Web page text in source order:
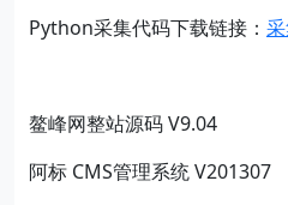
Python采集代码下载链接：
鳌峰网整站源码 V9.04
阿标 CMS管理系统 V201307